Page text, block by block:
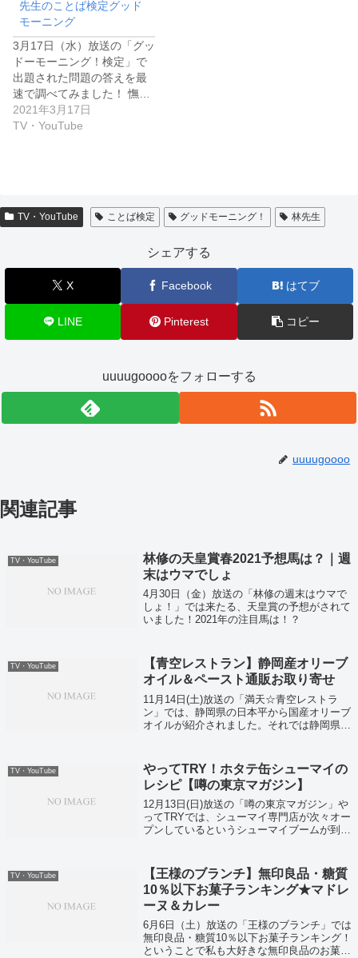
先生のことば検定グッド
モーニング
3月17日（水）放送の「グッ
ドーモーニング！検定」で
出題された問題の答えを最
速で調べてみました！ 憮…
2021年3月17日
TV・YouTube
TV・YouTube ことば検定 グッドモーニング！ 林先生
シェアする
X Facebook はてブ
LINE Pinterest コピー
uuuugooooをフォローする
uuuugoooo
関連記事
TV・YouTube
林修の天皇賞春2021予想馬は？｜週
末はウマでしょ
4月30日（金）放送の「林修の週末はウマで
しょ！」では来たる、天皇賞の予想がされて
いました！2021年の注目馬は！？
TV・YouTube
【青空レストラン】静岡産オリーブ
オイル＆ペースト通販お取り寄せ
11月14日(土)放送の「満天☆青空レストラ
ン」では、静岡県の日本平から国産オリーブ
オイルが紹介されました。それでは静岡県日
報がこちら！
TV・YouTube
やってTRY！ホタテ缶シューマイの
レシピ【噂の東京マガジン】
12月13日(日)放送の「噂の東京マガジン」や
ってTRYでは、シューマイ専門店が次々オー
プンしているというシューマイブームが到
TV・YouTube
【王様のブランチ】無印良品・糖質
10％以下お菓子ランキング★マドレ
ーヌ＆カレー
6月6日（土）放送の「王様のブランチ」では
無印良品・糖質10％以下お菓子ランキング！
ということで私も大好きな無印良品のお菓子